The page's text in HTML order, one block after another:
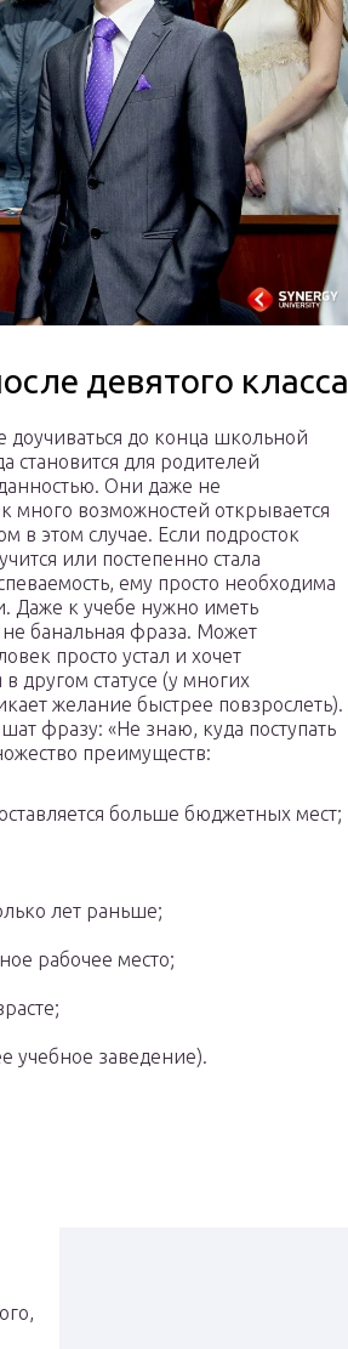
девятого класса
до конца школьной
становится для родителей
Они даже не
много возможностей открывается
в этом случае. Если подросток
или постепенно стала
ему просто необходима
Даже к учебе нужно иметь
банальная фраза. Может
просто устал и хочет
другом статусе (у многих
желание быстрее повзрослеть).
фразу: «Не знаю, куда поступать
преимуществ:
больше бюджетных мест;
лет раньше;
рабочее место;
учебное заведение).